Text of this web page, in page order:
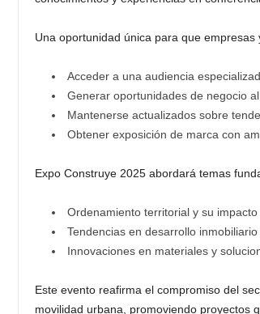
Una oportunidad única para que empresas
Acceder a una audiencia
Generar oportunidades de negocio
Mantenerse actualizados sobre
Obtener exposición de marca con
Expo Construye 2025 abordará temas
Ordenamiento territorial y su impacto
Tendencias en desarrollo
Innovaciones en materiales y
Este evento reafirma el compromiso del
movilidad urbana, promoviendo proyectos